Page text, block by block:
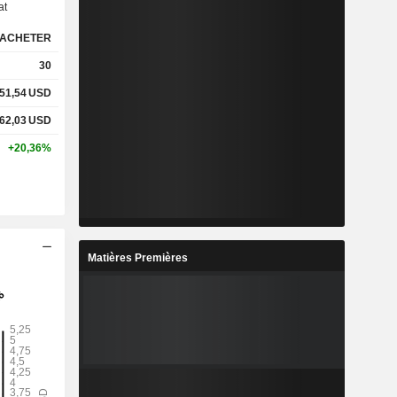
6,08%
ACHETER
30
51,54USD
62,03USD
+20,36%
Matières Premières